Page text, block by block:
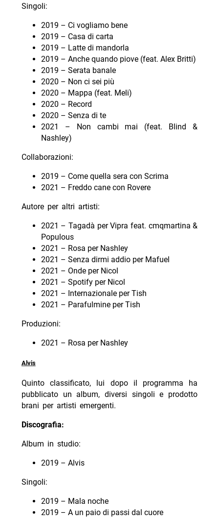
Singoli:
2019 – Ci vogliamo bene
2019 – Casa di carta
2019 – Latte di mandorla
2019 – Anche quando piove (feat. Alex Britti)
2019 – Serata banale
2020 – Non ci sei più
2020 – Mappa (feat. Meli)
2020 – Record
2020 – Senza di te
2021 – Non cambi mai (feat. Blind &
Nashley)
Collaborazioni:
2019 – Come quella sera con Scrima
2021 – Freddo cane con Rovere
Autore per altri artisti:
2021 – Tagadà per Vipra feat. cmqmartina &
Populous
2021 – Rosa per Nashley
2021 – Senza dirmi addio per Mafuel
2021 – Onde per Nicol
2021 – Spotify per Nicol
2021 – Internazionale per Tish
2021 – Parafulmine per Tish
Produzioni:
2021 – Rosa per Nashley
Alvis
Quinto classificato, lui dopo il programma ha
pubblicato un album, diversi singoli e prodotto
brani per artisti emergenti.
Discografia:
Album in studio:
2019 – Alvis
Singoli:
2019 – Mala noche
2019 – A un paio di passi dal cuore